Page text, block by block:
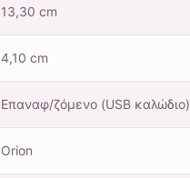
13,30 cm
4,10 cm
Επαναφ/ζόμενο (USB καλώδιο)
Orion